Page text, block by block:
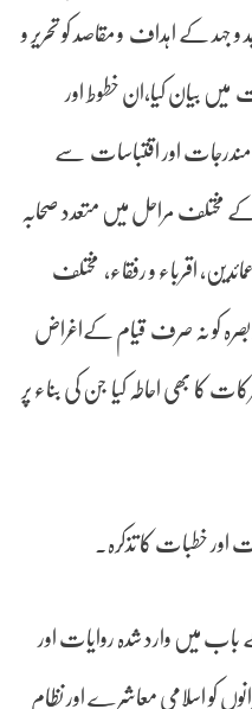
جہد کے اہداف و مقاصد کو تحریر و
میں بیان کیا،ان خطوط اور
مندرجات اور اقتباسات سے
مختلف مراحل میں متعدد صحابہ
اقرباء و رفقاء، مختلف
بصرہ کو نہ صرف قیام کےاغراض
کا بھی احاطہ کیا جن کی بناء پر
اور خطبات کا تذکرہ۔
میں وارد شدہ روایات اور
کو اسلامی معاشرے اور نظامِ